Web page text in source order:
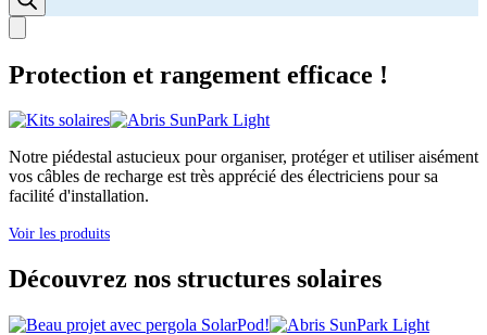
Protection et rangement efficace !
Notre piédestal astucieux pour organiser, protéger et utiliser aisément
vos câbles de recharge est très apprécié des électriciens pour sa
facilité d'installation.
Voir les produits
Découvrez nos structures solaires